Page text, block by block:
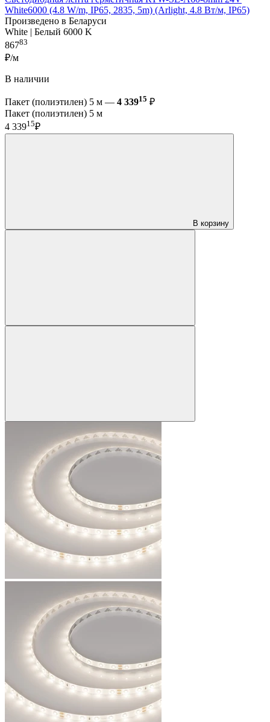
White6000 (4.8 W/m, IP65, 2835, 5m) (Arlight, 4.8 Вт/м, IP65)
Произведено в Беларуси
White | Белый 6000 K
86783
₽/м
В наличии
Пакет (полиэтилен) 5 м — 4 33915 ₽
Пакет (полиэтилен) 5 м
4 33915₽
В корзину